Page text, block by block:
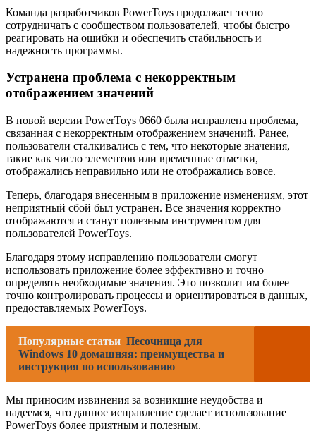
Команда разработчиков PowerToys продолжает тесно
сотрудничать с сообществом пользователей, чтобы быстро
реагировать на ошибки и обеспечить стабильность и
надежность программы.
Устранена проблема с некорректным
отображением значений
В новой версии PowerToys 0660 была исправлена проблема,
связанная с некорректным отображением значений. Ранее,
пользователи сталкивались с тем, что некоторые значения,
такие как число элементов или временные отметки,
отображались неправильно или не отображались вовсе.
Теперь, благодаря внесенным в приложение изменениям, этот
неприятный сбой был устранен. Все значения корректно
отображаются и станут полезным инструментом для
пользователей PowerToys.
Благодаря этому исправлению пользователи смогут
использовать приложение более эффективно и точно
определять необходимые значения. Это позволит им более
точно контролировать процессы и ориентироваться в данных,
предоставляемых PowerToys.
Популярные статьи Песочница для
Windows 10 домашняя: преимущества и
инструкция по использованию
Мы приносим извинения за возникшие неудобства и
надеемся, что данное исправление сделает использование
PowerToys более приятным и полезным.